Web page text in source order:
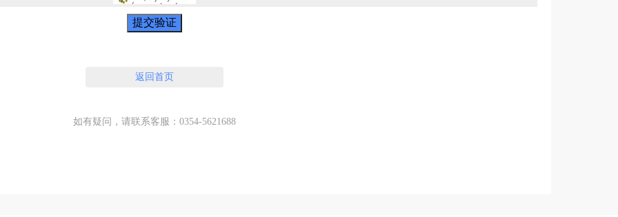
提交验证
返回首页
如有疑问，请联系客服：0354-5621688